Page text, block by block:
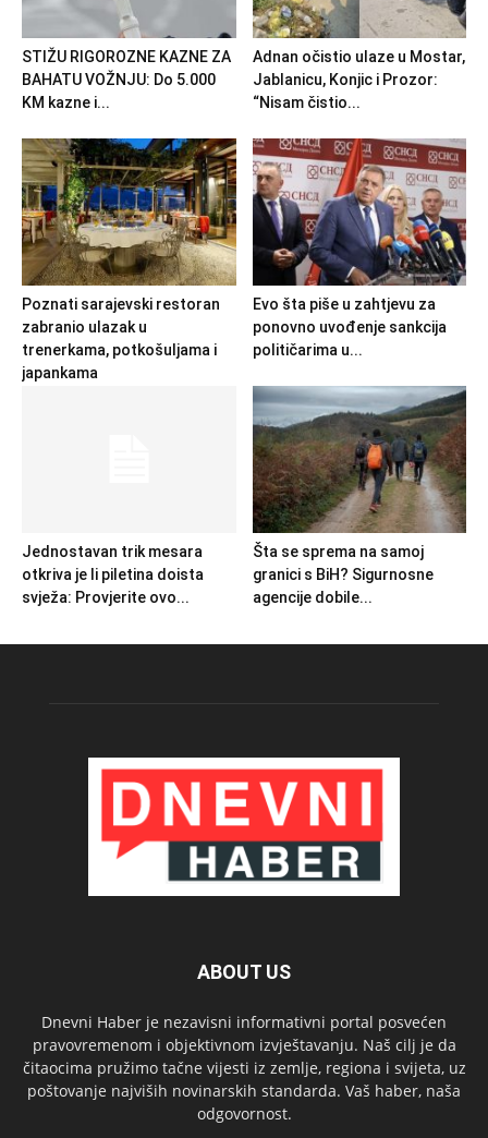
STIŽU RIGOROZNE KAZNE ZA
BAHATU VOŽNJU: Do 5.000
KM kazne i...
Adnan očistio ulaze u Mostar,
Jablanicu, Konjic i Prozor:
“Nisam čistio...
Poznati sarajevski restoran
zabranio ulazak u
trenerkama, potkošuljama i
japankama
Evo šta piše u zahtjevu za
ponovno uvođenje sankcija
političarima u...
Jednostavan trik mesara
otkriva je li piletina doista
svježa: Provjerite ovo...
Šta se sprema na samoj
granici s BiH? Sigurnosne
agencije dobile...
ABOUT US
Dnevni Haber je nezavisni informativni portal posvećen
pravovremenom i objektivnom izvještavanju. Naš cilj je da
čitaocima pružimo tačne vijesti iz zemlje, regiona i svijeta, uz
poštovanje najviših novinarskih standarda. Vaš haber, naša
odgovornost.